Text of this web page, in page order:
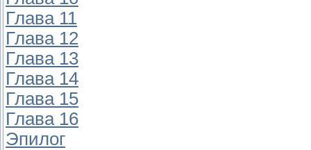
Глава 11
Глава 12
Глава 13
Глава 14
Глава 15
Глава 16
Эпилог